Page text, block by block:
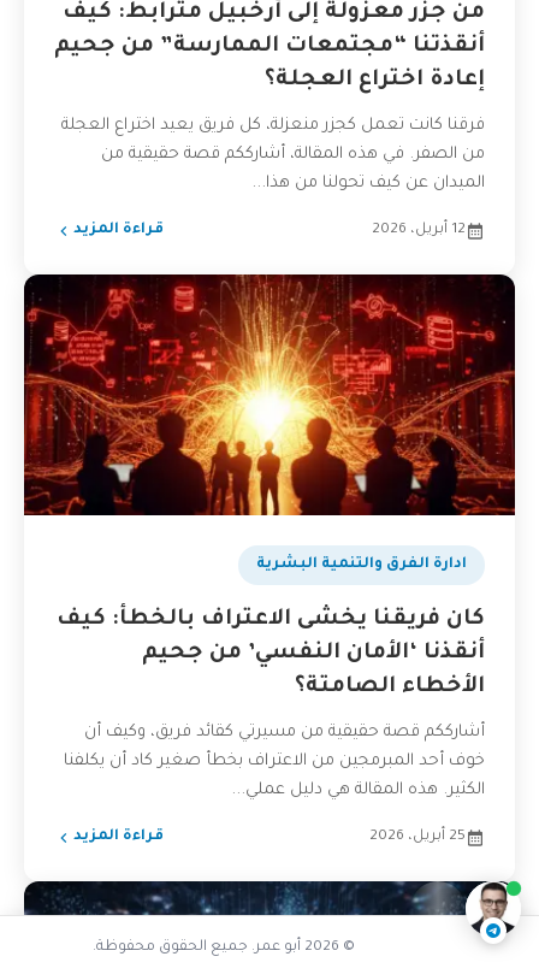
من جزر معزولة إلى أرخبيل مترابط: كيف
أنقذتنا “مجتمعات الممارسة” من جحيم
إعادة اختراع العجلة؟
فرقنا كانت تعمل كجزر منعزلة، كل فريق يعيد اختراع العجلة
من الصفر. في هذه المقالة، أشارككم قصة حقيقية من
الميدان عن كيف تحولنا من هذا...
12 أبريل، 2026 قراءة المزيد
ادارة الفرق والتنمية البشرية
كان فريقنا يخشى الاعتراف بالخطأ: كيف
أنقذنا ‘الأمان النفسي’ من جحيم
الأخطاء الصامتة؟
أشارككم قصة حقيقية من مسيرتي كقائد فريق، وكيف أن
خوف أحد المبرمجين من الاعتراف بخطأ صغير كاد أن يكلفنا
الكثير. هذه المقالة هي دليل عملي...
25 أبريل، 2026 قراءة المزيد
تفاعل مع الذكاء الاصطناعي
ناقشنا على تليجرام@AbuOmarTech_bot
© 2026 أبو عمر. جميع الحقوق محفوظة.